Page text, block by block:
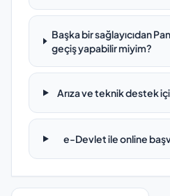
Başka bir sağlayıcıdan
geçiş yapabilir miyim?
Arıza ve teknik destek
e-Devlet ile online